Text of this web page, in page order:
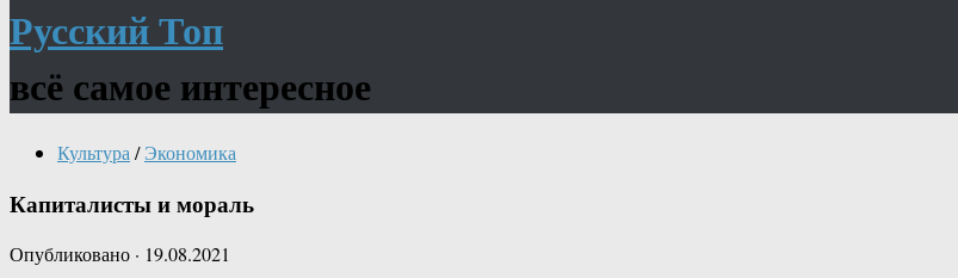
Русский Топ
всё самое интересное
Культура / Экономика
Капиталисты и мораль
Опубликовано · 19.08.2021